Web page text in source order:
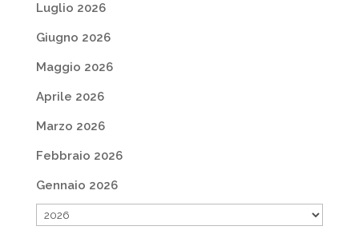
Luglio 2026
Giugno 2026
Maggio 2026
Aprile 2026
Marzo 2026
Febbraio 2026
Gennaio 2026